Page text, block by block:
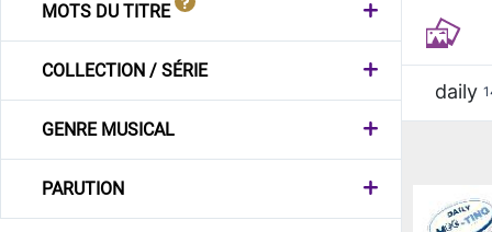
MOTS DU TITRE
COLLECTION / SÉRIE
GENRE MUSICAL
PARUTION
daily